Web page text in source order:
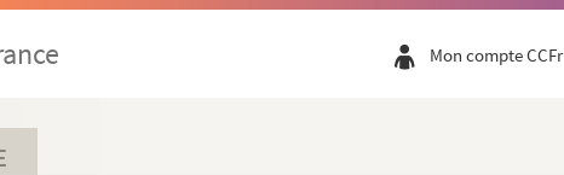
Mon compte CCFr